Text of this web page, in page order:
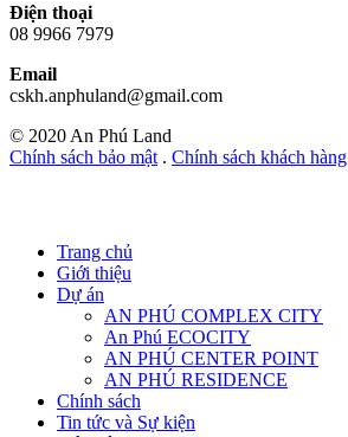
Điện thoại
08 9966 7979
Email
cskh.anphuland@gmail.com
© 2020 An Phú Land
Chính sách bảo mật . Chính sách khách hàng
Trang chủ
Giới thiệu
Dự án
AN PHÚ COMPLEX CITY
An Phú ECOCITY
AN PHÚ CENTER POINT
AN PHÚ RESIDENCE
Chính sách
Tin tức và Sự kiện